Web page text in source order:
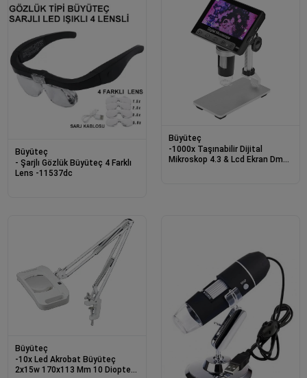
Büyüteç
- Şarjlı Gözlük Büyüteç 4 Farklı
Lens -11537dc
Büyüteç
-1000x Taşınabilir Dijital
Mikroskop 4.3 & Lcd Ekran Dm4-
Büyüteç
-10x Led Akrobat Büyüteç
2x15w 170x113 Mm 10 Diopter